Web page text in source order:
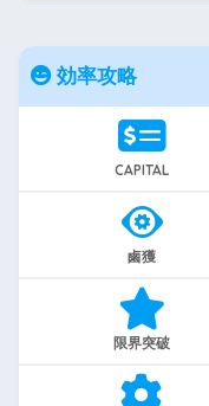
効率攻略
CAPITAL
鹵獲
限界突破